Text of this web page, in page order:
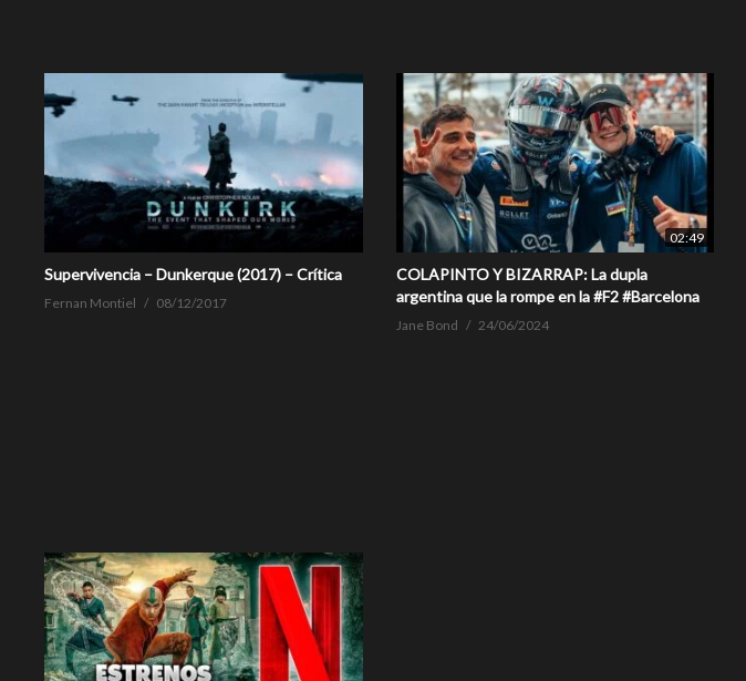
Supervivencia – Dunkerque (2017) – Crítica
Fernan Montiel 08/12/2017
02:49
COLAPINTO Y BIZARRAP: La dupla
argentina que la rompe en la #F2 #Barcelona
Jane Bond 24/06/2024